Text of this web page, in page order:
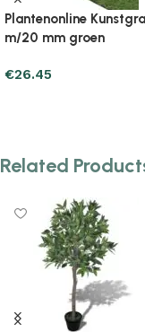
Plantenonline
m/40 mm groen
€65.65
Related